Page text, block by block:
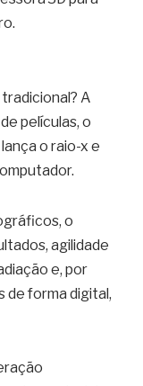
A
películas, o
o raio-x e
o
agilidade
e, por
de forma digital,